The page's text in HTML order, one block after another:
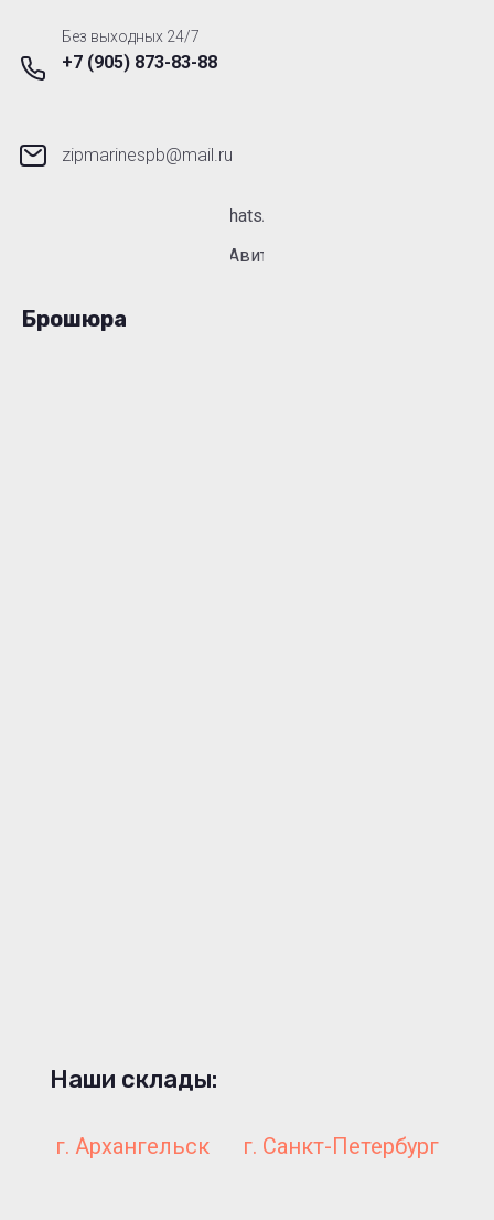
Без выходных 24/7
+7 (905) 873-83-88
zipmarinespb@mail.ru
WhatsApp
Авито
Брошюра
Наши склады:
г. Архангельск г. Санкт-Петербург